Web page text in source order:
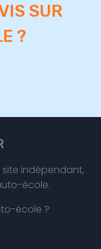
SUR
?
site indépendant,
école.
école ?